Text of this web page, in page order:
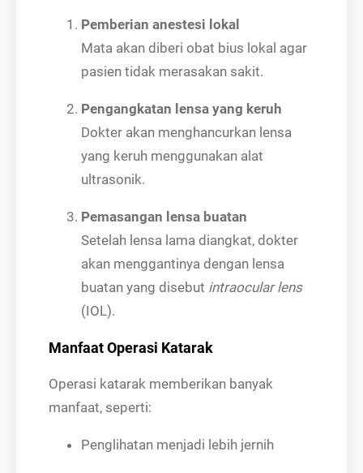
Pemberian anestesi lokal
Mata akan diberi obat bius lokal agar
pasien tidak merasakan sakit.
Pengangkatan lensa yang keruh
Dokter akan menghancurkan lensa
yang keruh menggunakan alat
ultrasonik.
Pemasangan lensa buatan
Setelah lensa lama diangkat, dokter
akan menggantinya dengan lensa
buatan yang disebut intraocular lens
(IOL).
Manfaat Operasi Katarak
Operasi katarak memberikan banyak
manfaat, seperti:
Penglihatan menjadi lebih jernih